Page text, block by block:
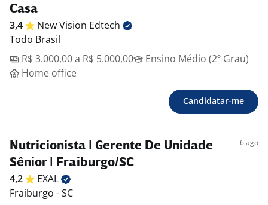
Casa
3,4 New Vision Edtech
Todo Brasil
R$ 3.000,00 a R$ 5.000,00
Ensino Médio (2º Grau)
Home office
Candidatar-me
Nutricionista | Gerente De Unidade
Sênior | Fraiburgo/SC
6 ago
4,2
EXAL
Fraiburgo - SC